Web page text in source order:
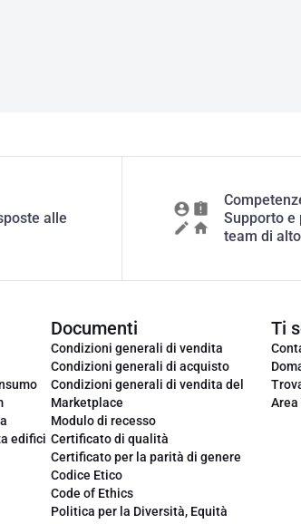
alle
Supporto e
team di
edifici
Documenti
Condizioni generali di vendita
Condizioni generali di acquisto
Condizioni generali di vendita del
Marketplace
Modulo di recesso
Certificato di qualità
Certificato per la parità di genere
Codice Etico
Code of Ethics
Politica per la Diversità, Equità
Ti